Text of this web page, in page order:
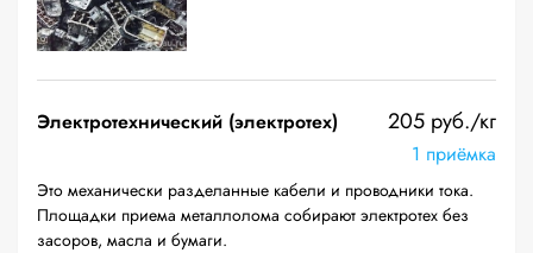
Электротехнический (электротех) 205 руб./кг
1 приёмка
Это механически разделанные кабели и проводники тока.
Площадки приема металлолома собирают электротех без
засоров, масла и бумаги.